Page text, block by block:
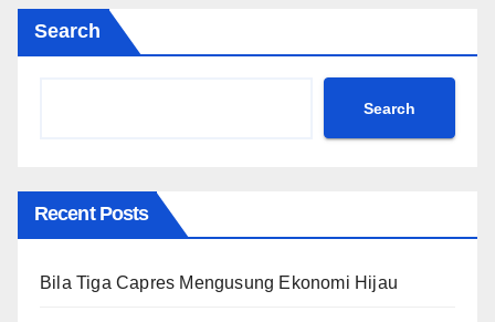
Search
Search
Recent Posts
Bila Tiga Capres Mengusung Ekonomi Hijau